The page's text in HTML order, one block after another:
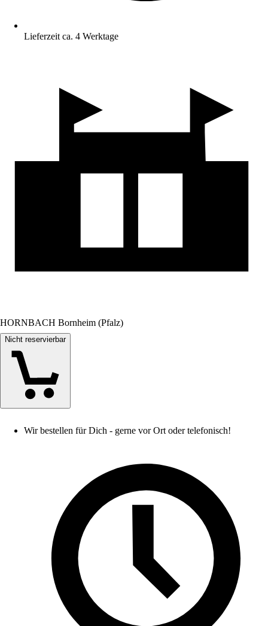
Lieferzeit ca. 4 Werktage
HORNBACH Bornheim (Pfalz)
Nicht reservierbar
Wir bestellen für Dich - gerne vor Ort oder telefonisch!